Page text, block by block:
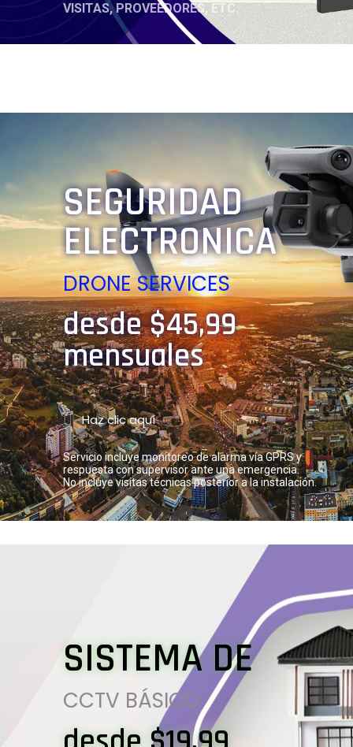
VISITAS, PROVEEDORES, ETC.
SEGURIDAD
ELECTRONICA
DRONE SERVICES
desde $45,99
mensuales
Haz clic aquí
Servicio incluye monitoreo de alarma vía GPRS y
respuesta con supervisor ante una emergencia.
No incluye visitas técnicas posterior a la instalación.
SISTEMA DE
CCTV BÁSICO